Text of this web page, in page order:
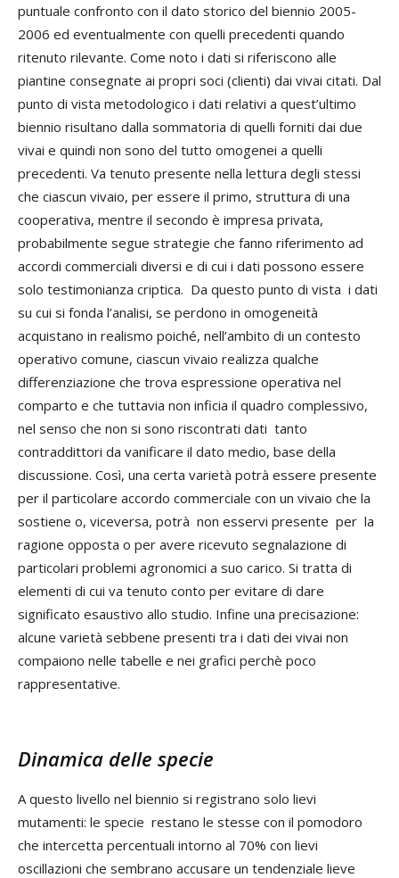
puntuale confronto con il dato storico del biennio 2005-
2006 ed eventualmente con quelli precedenti quando
ritenuto rilevante. Come noto i dati si riferiscono alle
piantine consegnate ai propri soci (clienti) dai vivai citati. Dal
punto di vista metodologico i dati relativi a quest’ultimo
biennio risultano dalla sommatoria di quelli forniti dai due
vivai e quindi non sono del tutto omogenei a quelli
precedenti. Va tenuto presente nella lettura degli stessi
che ciascun vivaio, per essere il primo, struttura di una
cooperativa, mentre il secondo è impresa privata,
probabilmente segue strategie che fanno riferimento ad
accordi commerciali diversi e di cui i dati possono essere
solo testimonianza criptica. Da questo punto di vista i dati
su cui si fonda l’analisi, se perdono in omogeneità
acquistano in realismo poiché, nell’ambito di un contesto
operativo comune, ciascun vivaio realizza qualche
differenziazione che trova espressione operativa nel
comparto e che tuttavia non inficia il quadro complessivo,
nel senso che non si sono riscontrati dati tanto
contraddittori da vanificare il dato medio, base della
discussione. Così, una certa varietà potrà essere presente
per il particolare accordo commerciale con un vivaio che la
sostiene o, viceversa, potrà non esservi presente per la
ragione opposta o per avere ricevuto segnalazione di
particolari problemi agronomici a suo carico. Si tratta di
elementi di cui va tenuto conto per evitare di dare
significato esaustivo allo studio. Infine una precisazione:
alcune varietà sebbene presenti tra i dati dei vivai non
compaiono nelle tabelle e nei grafici perchè poco
rappresentative.
Dinamica delle specie
A questo livello nel biennio si registrano solo lievi
mutamenti: le specie restano le stesse con il pomodoro
che intercetta percentuali intorno al 70% con lievi
oscillazioni che sembrano accusare un tendenziale lieve